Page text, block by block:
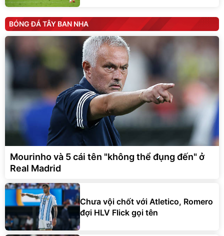
BÓNG ĐÁ TÂY BAN NHA
Mourinho và 5 cái tên "không thể đụng đến" ở
Real Madrid
Chưa vội chốt với Atletico, Romero
đợi HLV Flick gọi tên